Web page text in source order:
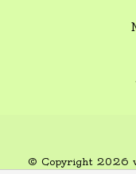
© Copyright 2026